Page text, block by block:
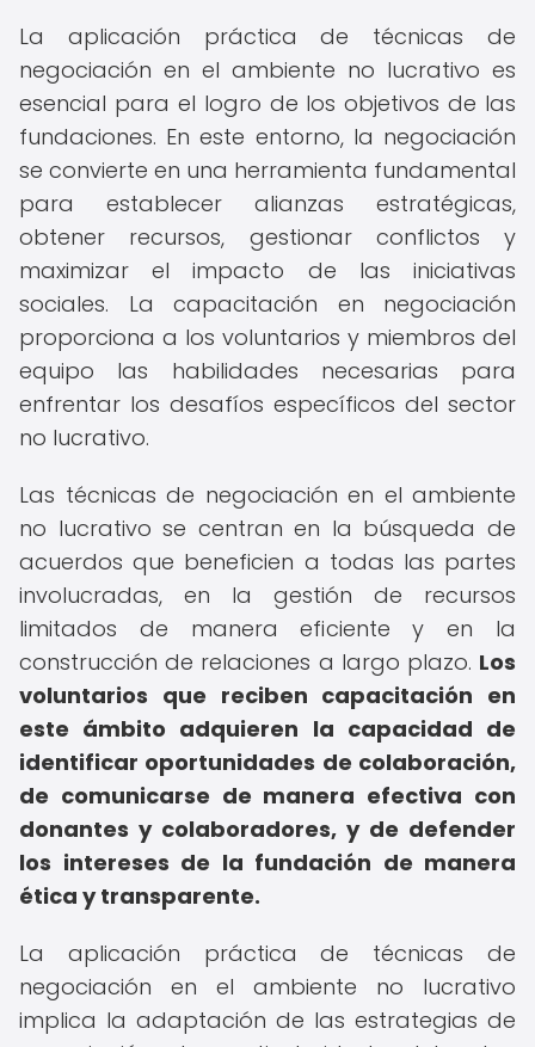
La aplicación práctica de técnicas de
negociación en el ambiente no lucrativo es
esencial para el logro de los objetivos de las
fundaciones. En este entorno, la negociación
se convierte en una herramienta fundamental
para establecer alianzas estratégicas,
obtener recursos, gestionar conflictos y
maximizar el impacto de las iniciativas
sociales. La capacitación en negociación
proporciona a los voluntarios y miembros del
equipo las habilidades necesarias para
enfrentar los desafíos específicos del sector
no lucrativo.
Las técnicas de negociación en el ambiente
no lucrativo se centran en la búsqueda de
acuerdos que beneficien a todas las partes
involucradas, en la gestión de recursos
limitados de manera eficiente y en la
construcción de relaciones a largo plazo. Los
voluntarios que reciben capacitación en
este ámbito adquieren la capacidad de
identificar oportunidades de colaboración,
de comunicarse de manera efectiva con
donantes y colaboradores, y de defender
los intereses de la fundación de manera
ética y transparente.
La aplicación práctica de técnicas de
negociación en el ambiente no lucrativo
implica la adaptación de las estrategias de